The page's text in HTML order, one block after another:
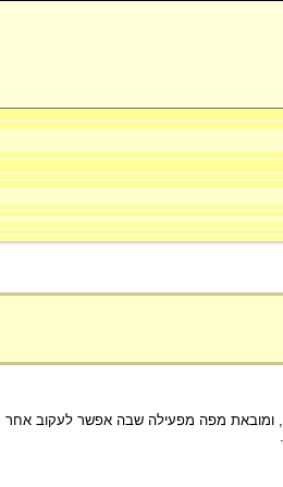
ומובאת מפה מפעילה שבה אפשר לעקוב אחר